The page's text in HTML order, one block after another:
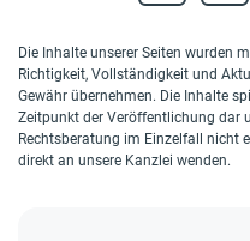
Die Inhalte unserer Seiten wurden
Richtigkeit, Vollständigkeit und
Gewähr übernehmen. Die Inhalte
Zeitpunkt der Veröffentlichung dar
Rechtsberatung im Einzelfall nicht
direkt an unsere Kanzlei wenden.